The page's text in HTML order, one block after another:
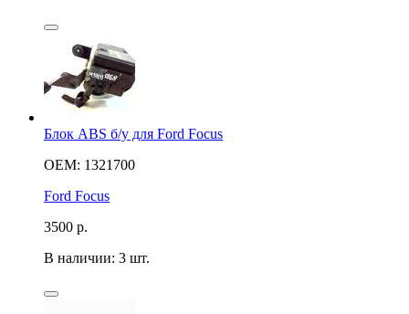
Блок ABS б/у для Ford Focus
OEM: 1321700
Ford Focus
3500 р.
В наличии: 3 шт.